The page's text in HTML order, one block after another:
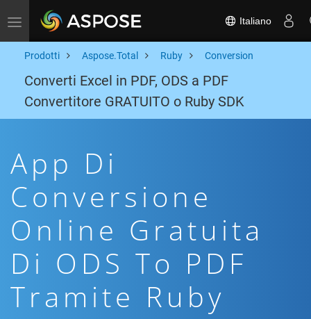
Toggle navigation Italiano
Prodotti Aspose.Total Ruby Conversion
Converti Excel in PDF, ODS a PDF
Convertitore GRATUITO o Ruby SDK
App Di
Conversione
Online Gratuita
Di ODS To PDF
Tramite Ruby